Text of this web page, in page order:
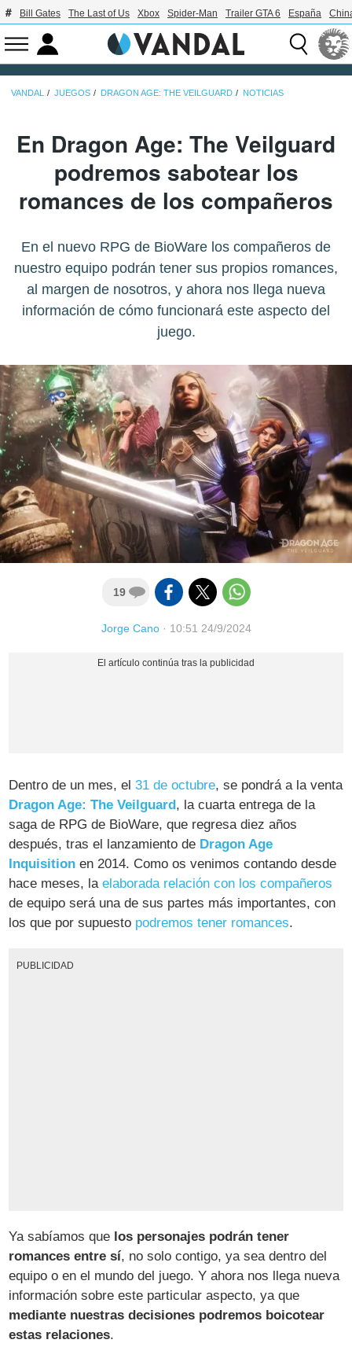
Bill Gates The Last of Us Xbox Spider-Man Trailer GTA 6 España
VANDAL JUEGOS DRAGON AGE: THE VEILGUARD NOTICIAS
En Dragon Age: The Veilguard
podremos sabotear los
romances de los compañeros
En el nuevo RPG de BioWare los compañeros de
nuestro equipo podrán tener sus propios romances,
al margen de nosotros, y ahora nos llega nueva
información de cómo funcionará este aspecto del
juego.
19
Jorge Cano· 10:51 24/9/2024
Dentro de un mes, el31 de octubre, se pondrá a la venta
Dragon Age: The Veilguard, la cuarta entrega de la
saga de RPG de BioWare, que regresa diez años
después, tras el lanzamiento de Dragon Age
Inquisition en 2014. Como os venimos contando desde
hace meses, laelaborada relación con los compañeros
de equipo será una de sus partes más importantes, con
los que por supuesto podremos tener romances.
PUBLICIDAD
Ya sabíamos que los personajes podrán tener
romances entre sí, no solo contigo, ya sea dentro del
equipo o en el mundo del juego. Y ahora nos llega nueva
información sobre este particular aspecto, ya que
mediante nuestras decisiones podremos boicotear
estas relaciones.